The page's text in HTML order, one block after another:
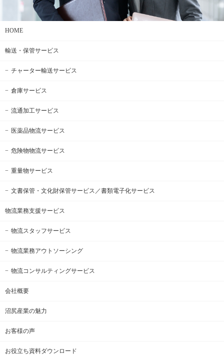
HOME
輸送・保管サービス
チャーター輸送サービス
倉庫サービス
流通加工サービス
医薬品物流サービス
危険物物流サービス
重量物サービス
文書保管・文化財保管サービス ／書類電子化サービス
物流業務支援サービス
物流スタッフサービス
物流業務アウトソーシング
物流コンサルティングサービス
会社概要
沼尻産業の魅力
お客様の声
お役立ち資料ダウンロード